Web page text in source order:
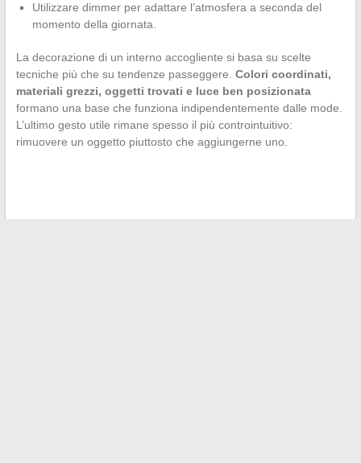
Utilizzare dimmer per adattare l’atmosfera a seconda del
momento della giornata.
La decorazione di un interno accogliente si basa su scelte
tecniche più che su tendenze passeggere. Colori coordinati,
materiali grezzi, oggetti trovati e luce ben posizionata
formano una base che funziona indipendentemente dalle mode.
L’ultimo gesto utile rimane spesso il più controintuitivo:
rimuovere un oggetto piuttosto che aggiungerne uno.